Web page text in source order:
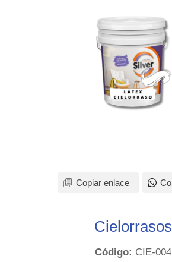
Copiar enlace
Cielorrasos
Código: CIE-004